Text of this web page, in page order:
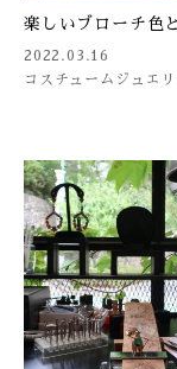
楽しいブローチ色
2022.03.16
コスチュームジュエリ